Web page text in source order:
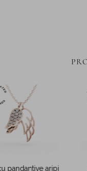
pandantive aripi